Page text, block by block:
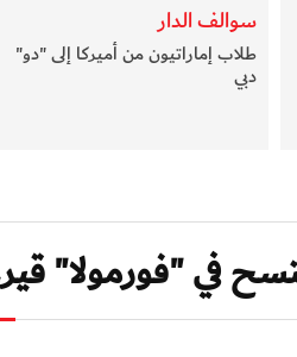
سوالف الدار
طلاب إماراتيون من أميركا إلى "دو"
دبي
في "فورمولا"